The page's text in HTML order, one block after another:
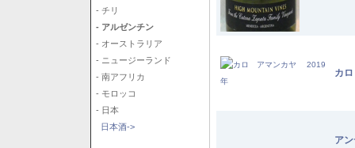
- チリ
- アルゼンチン
- オーストラリア
- ニュージーランド
- 南アフリカ
- モロッコ
- 日本
日本酒->
カ
ア